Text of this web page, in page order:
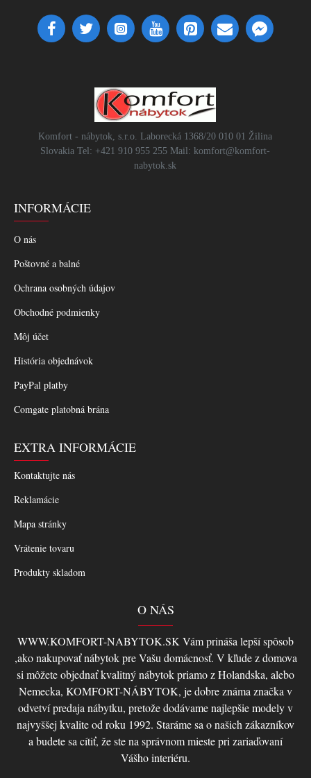
Komfort - nábytok, s.r.o. Laborecká 1368/20 010 01 Žilina
Slovakia Tel: +421 910 955 255 Mail: komfort@komfort-
nabytok.sk
INFORMÁCIE
O nás
Poštovné a balné
Ochrana osobných údajov
Obchodné podmienky
Môj účet
História objednávok
PayPal platby
Comgate platobná brána
EXTRA INFORMÁCIE
Kontaktujte nás
Reklamácie
Mapa stránky
Vrátenie tovaru
Produkty skladom
O NÁS
WWW.KOMFORT-NABYTOK.SK Vám prináša lepší spôsob
,ako nakupovať nábytok pre Vašu domácnosť. V kľude z domova
si môžete objednať kvalitný nábytok priamo z Holandska, alebo
Nemecka, KOMFORT-NÁBYTOK, je dobre známa značka v
odvetví predaja nábytku, pretože dodávame najlepšie modely v
najvyššej kvalite od roku 1992. Staráme sa o našich zákazníkov
a budete sa cítiť, že ste na správnom mieste pri zariaďovaní
Vášho interiéru.